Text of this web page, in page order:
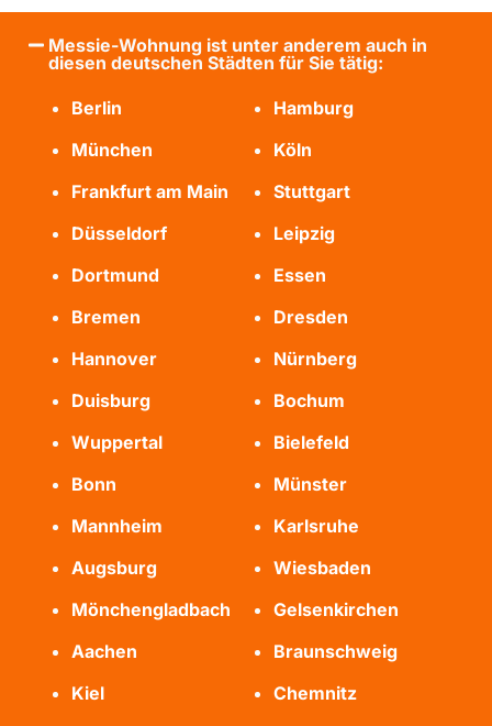
Messie-Wohnung ist unter anderem auch in
diesen deutschen Städten für Sie tätig:
Berlin
Hamburg
München
Köln
Frankfurt am Main
Stuttgart
Düsseldorf
Leipzig
Dortmund
Essen
Bremen
Dresden
Hannover
Nürnberg
Duisburg
Bochum
Wuppertal
Bielefeld
Bonn
Münster
Mannheim
Karlsruhe
Augsburg
Wiesbaden
Mönchengladbach
Gelsenkirchen
Aachen
Braunschweig
Kiel
Chemnitz